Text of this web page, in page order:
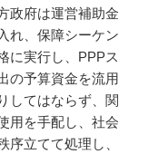
政府は運営補助金
れ、保障シーケン
に実行し、PPPス
の予算資金を流用
してはならず、関
用を手配し、社会
序立てて処理し、